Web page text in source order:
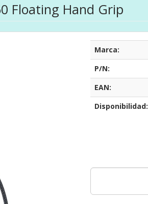
Floating Hand Grip
Marca:
P/N:
EAN:
Disponibilidad: